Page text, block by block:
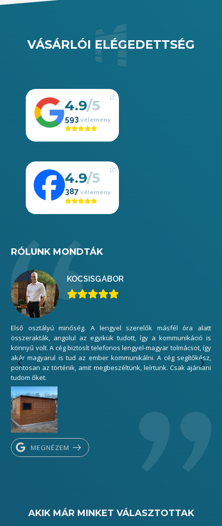
VÁSÁRLÓI ELÉGEDETTSÉG
4.9
593
4.9
387
RÓLUNK MONDTÁK
KOCSISGÁBOR
Első osztályú minőség. A lengyel szerelők másfél óra alatt
összerakták, angolul az egyikük tudott, így a kommunikáció is
könnyű volt. A cég biztosít telefonos lengyel-magyar tolmácsot, így
akár magyarul is tud az ember kommunikálni. A cég segítőkész,
pontosan az történik, amit megbeszéltünk, leírtunk. Csak ajánlani
tudom őket.
MEGNÉZEM
AKIK MÁR MINKET VÁLASZTOTTAK